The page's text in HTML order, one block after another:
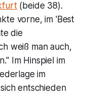
(beide 38).
vorne, im 'Best
die
weiß man auch,
Im Hinspiel im
im
entschieden